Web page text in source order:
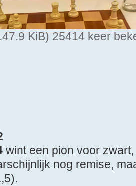
KiB) 25414 keer
wint een pion voor
nog remise,